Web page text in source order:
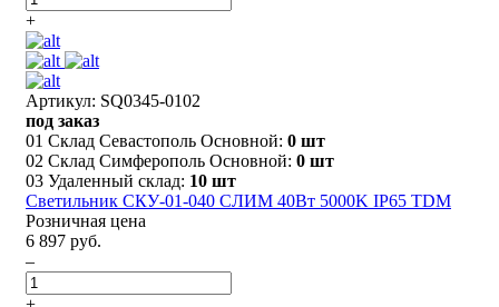
+
Артикул: SQ0345-0102
под заказ
01 Склад Севастополь Основной: 0 шт
02 Склад Симферополь Основной: 0 шт
03 Удаленный склад: 10 шт
Светильник СКУ-01-040 СЛИМ 40Вт 5000K IP65 TDM
Розничная цена
6 897 руб.
–